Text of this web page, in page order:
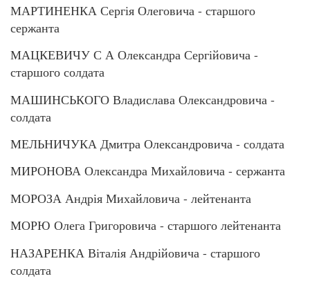
МАРТИНЕНКА Сергія Олеговича - старшого
сержанта
МАЦКЕВИЧУ С А Олександра Сергійовича -
старшого солдата
МАШИНСЬКОГО Владислава Олександровича -
солдата
МЕЛЬНИЧУКА Дмитра Олександровича - солдата
МИРОНОВА Олександра Михайловича - сержанта
МОРОЗА Андрія Михайловича - лейтенанта
МОРЮ Олега Григоровича - старшого лейтенанта
НАЗАРЕНКА Віталія Андрійовича - старшого
солдата